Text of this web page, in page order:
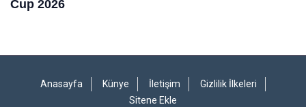
Anasayfa Künye İletişim
Gizlilik İlkeleri
Sitene Ekle